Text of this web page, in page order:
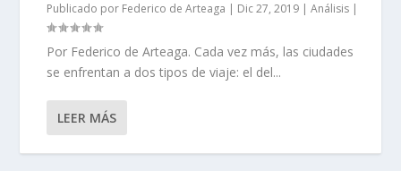
Publicado por Federico de Arteaga | Dic 27, 2019 |Análisis |
Por Federico de Arteaga. Cada vez más, las ciudades
se enfrentan a dos tipos de viaje: el del...
LEER MÁS